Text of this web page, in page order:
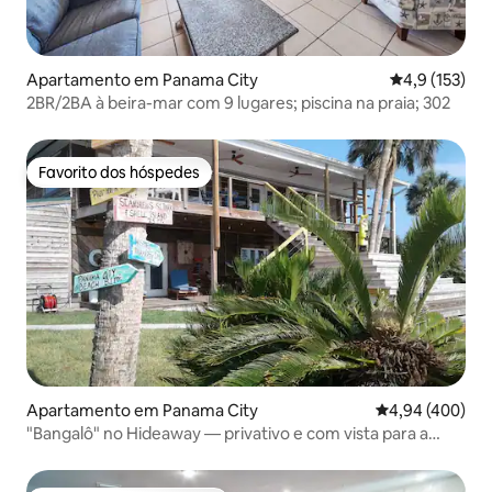
Apartamento em Panama City Classificação
4,9 (153)
2BR/2BA à beira-mar com 9 lugares; piscina na praia; 302
Favorito dos hóspedes
Favorito dos hóspedes
Apartamento em Panama City Classificação
4,94 (400)
"Bangalô" no Hideaway — privativo e com vista para a